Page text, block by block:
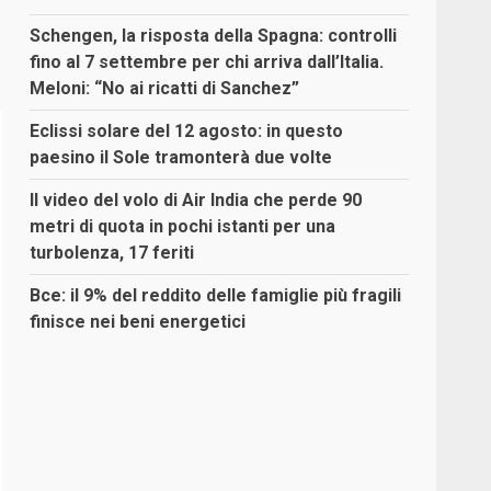
Schengen, la risposta della Spagna: controlli
fino al 7 settembre per chi arriva dall’Italia.
Meloni: “No ai ricatti di Sanchez”
Eclissi solare del 12 agosto: in questo
paesino il Sole tramonterà due volte
Il video del volo di Air India che perde 90
metri di quota in pochi istanti per una
turbolenza, 17 feriti
Bce: il 9% del reddito delle famiglie più fragili
finisce nei beni energetici